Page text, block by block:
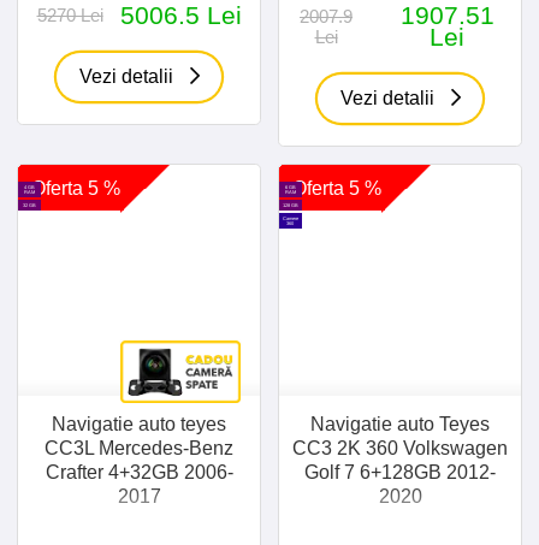
5270 Lei 5006.5 Lei
Vezi detalii
2007.9
Lei
1907.51
Lei
Vezi detalii
Oferta 5 %
4 GB
RAM
32 GB
Navigatie auto teyes
CC3L Mercedes-Benz
Crafter 4+32GB 2006-
2017
Oferta 5 %
6 GB
RAM
128 GB
Camere
360
Navigatie auto Teyes
CC3 2K 360 Volkswagen
Golf 7 6+128GB 2012-
2020